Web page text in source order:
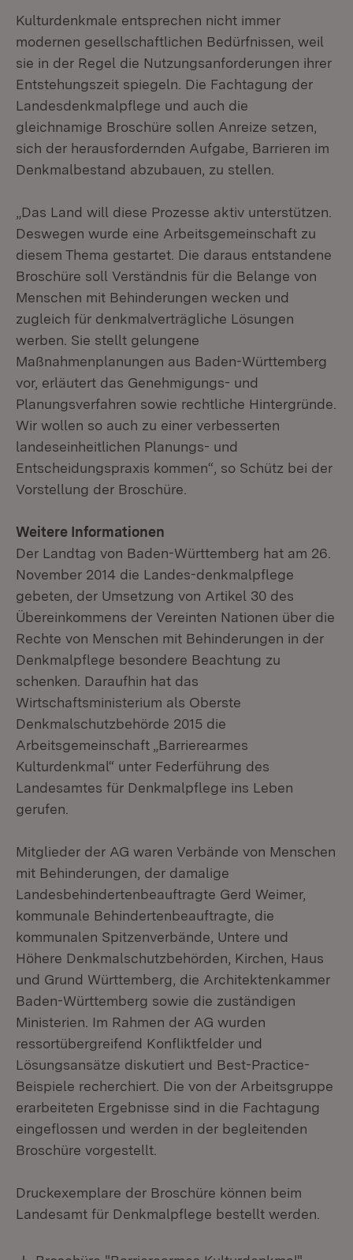
Kulturdenkmale entsprechen nicht immer
modernen gesellschaftlichen Bedürfnissen, weil
sie in der Regel die Nutzungsanforderungen ihrer
Entstehungszeit spiegeln. Die Fachtagung der
Landesdenkmalpflege und auch die
gleichnamige Broschüre sollen Anreize setzen,
sich der herausfordernden Aufgabe, Barrieren im
Denkmalbestand abzubauen, zu stellen.
„Das Land will diese Prozesse aktiv unterstützen.
Deswegen wurde eine Arbeitsgemeinschaft zu
diesem Thema gestartet. Die daraus entstandene
Broschüre soll Verständnis für die Belange von
Menschen mit Behinderungen wecken und
zugleich für denkmalverträgliche Lösungen
werben. Sie stellt gelungene
Maßnahmenplanungen aus Baden-Württemberg
vor, erläutert das Genehmigungs- und
Planungsverfahren sowie rechtliche Hintergründe.
Wir wollen so auch zu einer verbesserten
landeseinheitlichen Planungs- und
Entscheidungspraxis kommen“, so Schütz bei der
Vorstellung der Broschüre.
Weitere Informationen
Der Landtag von Baden-Württemberg hat am 26.
November 2014 die Landes-denkmalpflege
gebeten, der Umsetzung von Artikel 30 des
Übereinkommens der Vereinten Nationen über die
Rechte von Menschen mit Behinderungen in der
Denkmalpflege besondere Beachtung zu
schenken. Daraufhin hat das
Wirtschaftsministerium als Oberste
Denkmalschutzbehörde 2015 die
Arbeitsgemeinschaft „Barrierearmes
Kulturdenkmal“ unter Federführung des
Landesamtes für Denkmalpflege ins Leben
gerufen.
Mitglieder der AG waren Verbände von Menschen
mit Behinderungen, der damalige
Landesbehindertenbeauftragte Gerd Weimer,
kommunale Behindertenbeauftragte, die
kommunalen Spitzenverbände, Untere und
Höhere Denkmalschutzbehörden, Kirchen, Haus
und Grund Württemberg, die Architektenkammer
Baden-Württemberg sowie die zuständigen
Ministerien. Im Rahmen der AG wurden
ressortübergreifend Konfliktfelder und
Lösungsansätze diskutiert und Best-Practice-
Beispiele recherchiert. Die von der Arbeitsgruppe
erarbeiteten Ergebnisse sind in die Fachtagung
eingeflossen und werden in der begleitenden
Broschüre vorgestellt.
Druckexemplare der Broschüre können beim
Landesamt für Denkmalpflege bestellt werden.